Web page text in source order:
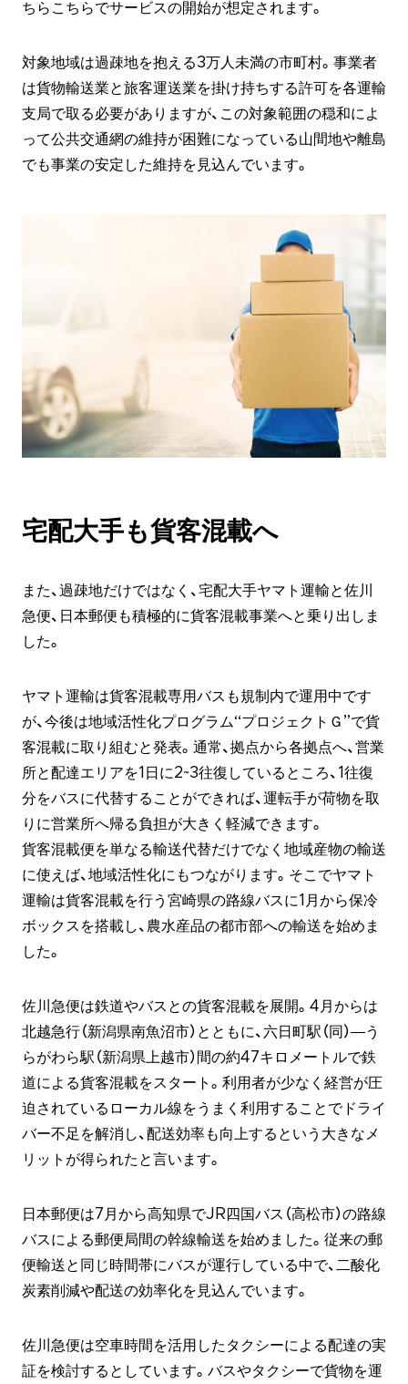
ちらこちらでサービスの開始が想定されます。
対象地域は過疎地を抱える3万人未満の市町村。事業者
は貨物輸送業と旅客運送業を掛け持ちする許可を各運輸
支局で取る必要がありますが、この対象範囲の穏和によ
って公共交通網の維持が困難になっている山間地や離島
でも事業の安定した維持を見込んでいます。
宅配大手も貨客混載へ
また、過疎地だけではなく、宅配大手ヤマト運輸と佐川
急便、日本郵便も積極的に貨客混載事業へと乗り出しま
した。
ヤマト運輸は貨客混載専用バスも規制内で運用中です
が、今後は地域活性化プログラム“プロジェクトＧ”で貨
客混載に取り組むと発表。通常、拠点から各拠点へ、営業
所と配達エリアを1日に2~3往復しているところ、1往復
分をバスに代替することができれば、運転手が荷物を取
りに営業所へ帰る負担が大きく軽減できます。
貨客混載便を単なる輸送代替だけでなく地域産物の輸送
に使えば、地域活性化にもつながります。そこでヤマト
運輸は貨客混載を行う宮崎県の路線バスに1月から保冷
ボックスを搭載し、農水産品の都市部への輸送を始めま
した。
佐川急便は鉄道やバスとの貨客混載を展開。4月からは
北越急行（新潟県南魚沼市）とともに、六日町駅（同）―う
らがわら駅（新潟県上越市）間の約47キロメートルで鉄
道による貨客混載をスタート。利用者が少なく経営が圧
迫されているローカル線をうまく利用することでドライ
バー不足を解消し、配送効率も向上するという大きなメ
リットが得られたと言います。
日本郵便は7月から高知県でJR四国バス（高松市）の路線
バスによる郵便局間の幹線輸送を始めました。従来の郵
便輸送と同じ時間帯にバスが運行している中で、二酸化
炭素削減や配送の効率化を見込んでいます。
佐川急便は空車時間を活用したタクシーによる配達の実
証を検討するとしています。バスやタクシーで貨物を運